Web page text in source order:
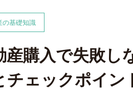
の基礎知識
産購入で失敗し
チェックポイン